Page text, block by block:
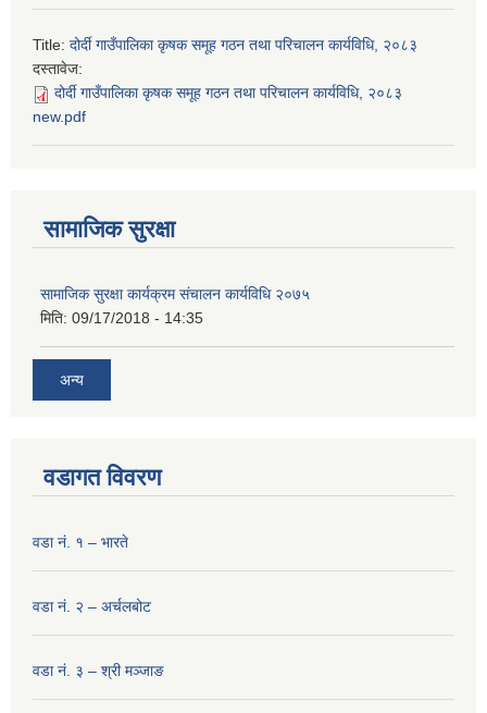
Title: दोर्दी गाउँपालिका कृषक समूह गठन तथा परिचालन कार्यविधि, २०८३
दस्तावेज:
दोर्दी गाउँपालिका कृषक समूह गठन तथा परिचालन कार्यविधि, २०८३
new.pdf
सामाजिक सुरक्षा
सामाजिक सुरक्षा कार्यक्रम संचालन कार्यविधि २०७५
मिति: 09/17/2018 - 14:35
अन्य
वडागत विवरण
वडा नं. १ – भारते
वडा नं. २ – अर्चलबोट
वडा नं. ३ – श्री मञ्‍जाङ